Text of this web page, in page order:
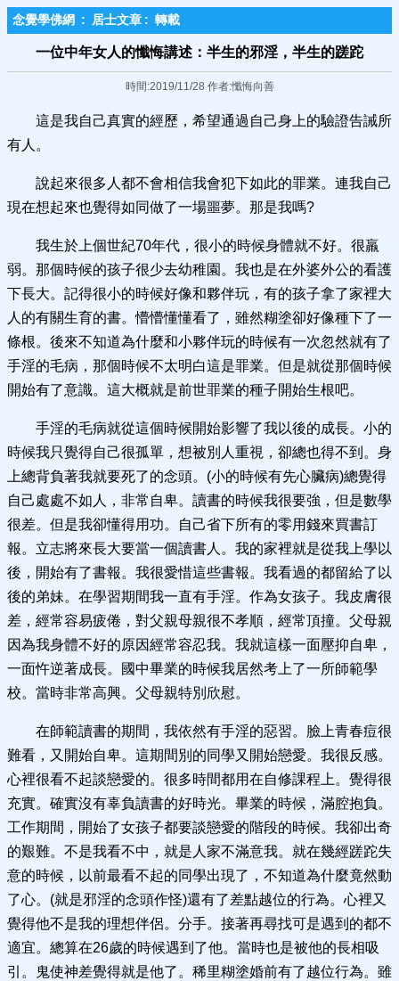
念覺學佛網 : 居士文章 : 轉載
一位中年女人的懺悔講述：半生的邪淫，半生的蹉跎
時間:2019/11/28 作者:懺悔向善
這是我自己真實的經歷，希望通過自己身上的驗證告誡所
有人。
說起來很多人都不會相信我會犯下如此的罪業。連我自己
現在想起來也覺得如同做了一場噩夢。那是我嗎?
我生於上個世紀70年代，很小的時候身體就不好。很羸
弱。那個時候的孩子很少去幼稚園。我也是在外婆外公的看護
下長大。記得很小的時候好像和夥伴玩，有的孩子拿了家裡大
人的有關生育的書。懵懵懂懂看了，雖然糊塗卻好像種下了一
條根。後來不知道為什麼和小夥伴玩的時候有一次忽然就有了
手淫的毛病，那個時候不太明白這是罪業。但是就從那個時候
開始有了意識。這大概就是前世罪業的種子開始生根吧。
手淫的毛病就從這個時候開始影響了我以後的成長。小的
時候我只覺得自己很孤單，想被別人重視，卻總也得不到。身
上總背負著我就要死了的念頭。(小的時候有先心臟病)總覺得
自己處處不如人，非常自卑。讀書的時候我很要強，但是數學
很差。但是我卻懂得用功。自己省下所有的零用錢來買書訂
報。立志將來長大要當一個讀書人。我的家裡就是從我上學以
後，開始有了書報。我很愛惜這些書報。我看過的都留給了以
後的弟妹。在學習期間我一直有手淫。作為女孩子。我皮膚很
差，經常容易疲倦，對父親母親很不孝順，經常頂撞。父母親
因為我身體不好的原因經常容忍我。我就這樣一面壓抑自卑，
一面忤逆著成長。國中畢業的時候我居然考上了一所師範學
校。當時非常高興。父母親特別欣慰。
在師範讀書的期間，我依然有手淫的惡習。臉上青春痘很
難看，又開始自卑。這期間別的同學又開始戀愛。我很反感。
心裡很看不起談戀愛的。很多時間都用在自修課程上。覺得很
充實。確實沒有辜負讀書的好時光。畢業的時候，滿腔抱負。
工作期間，開始了女孩子都要談戀愛的階段的時候。我卻出奇
的艱難。不是我看不中，就是人家不滿意我。就在幾經蹉跎失
意的時候，以前最看不起的同學出現了，不知道為什麼竟然動
了心。(就是邪淫的念頭作怪)還有了差點越位的行為。心裡又
覺得他不是我的理想伴侶。分手。接著再尋找可是遇到的都不
適宜。總算在26歲的時候遇到了他。當時也是被他的長相吸
引。鬼使神差覺得就是他了。稀里糊塗婚前有了越位行為。雖